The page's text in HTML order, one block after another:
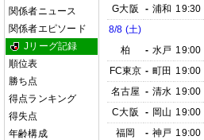
関係者ニュース
関係者エピソード
Jリーグ記録
順位表
勝ち点
得点ランキング
得失点
年齢構成
G大阪
- 浦和 19:30
8/8 (土)
柏
- 水戸 19:00
FC東京 - 町田 19:00
名古屋 - 清水 19:00
C大阪
- 岡山 19:00
福岡
- 神戸 19:00